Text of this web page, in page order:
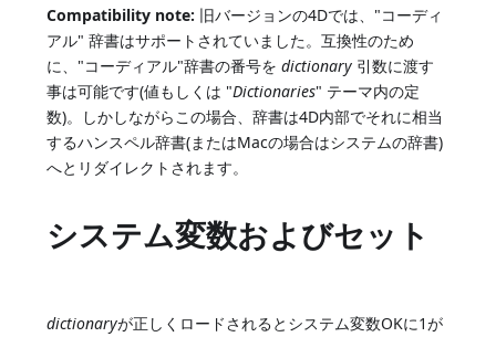
Compatibility note: 旧バージョンの4Dでは、"コーディ
アル" 辞書はサポートされていました。互換性のため
に、"コーディアル"辞書の番号をdictionary 引数に渡す
事は可能です(値もしくは "Dictionaries" テーマ内の定
数)。しかしながらこの場合、辞書は4D内部でそれに相当
するハンスペル辞書(またはMacの場合はシステムの辞書)
へとリダイレクトされます。
システム変数およびセット
dictionaryが正しくロードされるとシステム変数OKに1が